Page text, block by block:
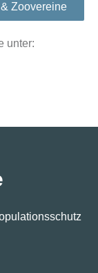
Zoovereine
unter: